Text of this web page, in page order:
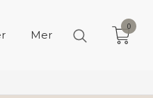
Mer
0